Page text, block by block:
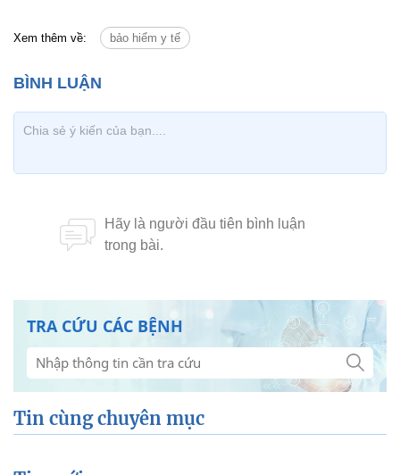
Xem thêm về: bảo hiểm y tế
TRA CỨU CÁC BỆNH
Tin cùng chuyên mục